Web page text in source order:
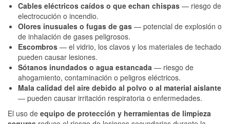
Cables eléctricos caídos o que echan chispas — riesgo de
electrocución o incendio.
Olores inusuales o fugas de gas — potencial de explosión o
de inhalación de gases peligrosos.
Escombros — el vidrio, los clavos y los materiales de techado
pueden causar lesiones.
Sótanos inundados o agua estancada — riesgo de
ahogamiento, contaminación o peligros eléctricos.
Mala calidad del aire debido al polvo o al material aislante
— pueden causar irritación respiratoria o enfermedades.
El uso de equipo de protección y herramientas de limpieza